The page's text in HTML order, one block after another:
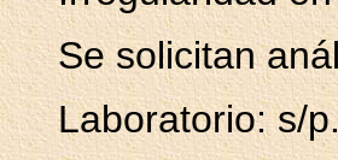
Se solicitan
Laboratorio: s/p.